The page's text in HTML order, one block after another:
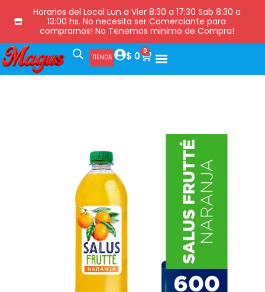
Horarios del Local Lun a Vier 8:30 a 17:30 Sab 8:30 a
13:00 hs. No necesita ser Comerciante para
comprarnos! No Tenemos minimo de Compra!
TIENDA $ 0 0